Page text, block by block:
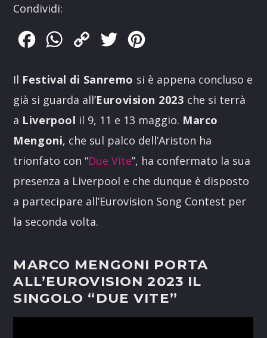
Condividi:
FacebookWhatsApp
Copy
Twitter
Il Festival di Sanremo si è appena concluso e
già si guarda all’Eurovision 2023 che si terrà
a Liverpool il 9, 11 e 13 maggio. Marco
Mengoni, che sul palco dell’Ariston ha
trionfato con “Due Vite”, ha confermato la sua
presenza a Liverpool e che dunque è disposto
a partecipare all’Eurovision Song Contest per
la seconda volta.
MARCO MENGONI PORTA
ALL’EUROVISION 2023 IL
SINGOLO “DUE VITE”